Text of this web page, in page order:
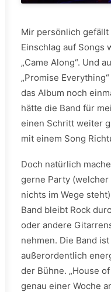
Mir persönlich
Einschlag auf Songs
„Came Along“. Und
„Promise
das Album noch
hätte die Band für
einen Schritt weiter
mit einem Song
Doch natürlich
gerne Party
nichts im Wege
Band bleibt Rock
oder andere
nehmen. Die Band
außerordentlich
der Bühne. „House
genau einer Woche